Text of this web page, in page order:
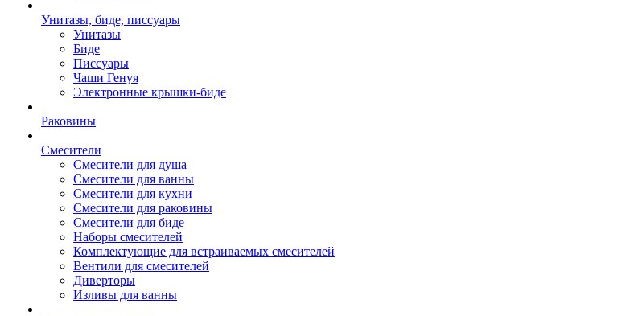
Унитазы, биде, писсуары
Унитазы
Биде
Писсуары
Чаши Генуя
Электронные крышки-биде
Раковины
Смесители
Смесители для душа
Смесители для ванны
Смесители для кухни
Смесители для раковины
Смесители для биде
Наборы смесителей
Комплектующие для встраиваемых смесителей
Вентили для смесителей
Диверторы
Изливы для ванны